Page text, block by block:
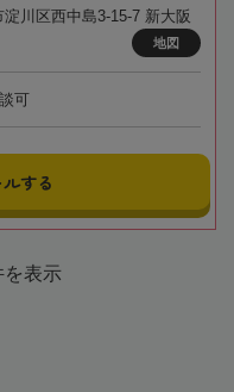
川区西中島3-15-7 新大阪
地図
可
する
を表示